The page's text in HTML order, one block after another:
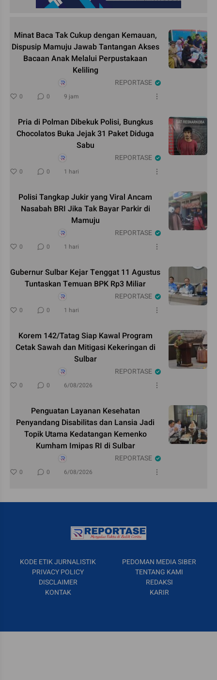
Minat Baca Tak Cukup dengan Kemauan,
Dispusip Mamuju Jawab Tantangan Akses
Bacaan Anak Melalui Perpustakaan
Keliling
REPORTASE
0 0 9 jam
Pria di Polman Dibekuk Polisi, Bungkus
Chocolatos Buka Jejak 31 Paket Diduga
Sabu
REPORTASE
0 0 1 hari
Polisi Tangkap Jukir yang Viral Ancam
Nasabah BRI Jika Tak Bayar Parkir di
Mamuju
REPORTASE
0 0 1 hari
Gubernur Sulbar Kejar Tenggat 11 Agustus
Tuntaskan Temuan BPK Rp3 Miliar
REPORTASE
0 0 1 hari
Korem 142/Tatag Siap Kawal Program
Cetak Sawah dan Mitigasi Kekeringan di
Sulbar
REPORTASE
0 0 6/08/2026
Penguatan Layanan Kesehatan
Penyandang Disabilitas dan Lansia Jadi
Topik Utama Kedatangan Kemenko
Kumham Imipas RI di Sulbar
REPORTASE
0 0 6/08/2026
KODE ETIK JURNALISTIK
PEDOMAN MEDIA SIBER
PRIVACY POLICY
TENTANG KAMI
DISCLAIMER
REDAKSI
KONTAK
KARIR